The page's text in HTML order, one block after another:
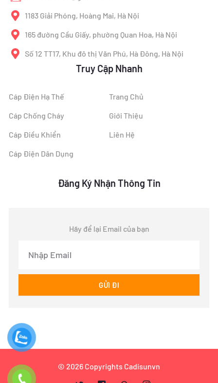
1183 Giải Phóng, Hoàng Mai, Hà Nội
165 đường Cầu Giấy, phường Quan Hoa, Hà Nội
Số 12 TT17, Khu đô thị Văn Phú, Hà Đông, Hà Nội
Truy Cập Nhanh
Cáp Điện Hạ Thế
Cáp Chống Cháy
Cáp Điều Khiển
Cáp Điện Dân Dụng
Trang Chủ
Giới Thiệu
Liên Hệ
Đăng Ký Nhận Thông Tin
Hãy để lại Email của bạn
GỬI ĐI
© 2026 Copyrights Cadisunvn